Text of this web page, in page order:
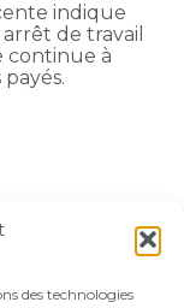
des technologies
indique
de travail
continue à